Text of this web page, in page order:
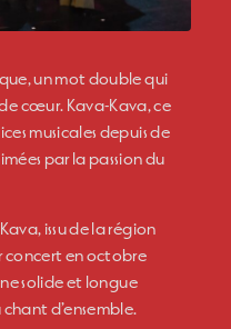
un mot double qui
cœur. Kava-Kava, ce
musicales depuis de
par la passion du
issu de la région
concert en octobre
solide et longue
d’ensemble.